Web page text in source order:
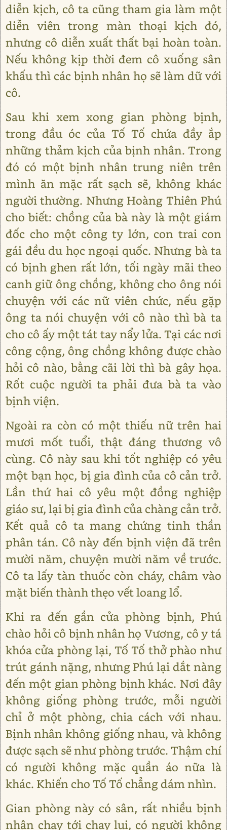
diễn kịch, cô ta cũng tham gia làm một
diễn viên trong màn thoại kịch đó,
nhưng cô diễn xuất thất bại hoàn toàn.
Nếu không kịp thời đem cô xuống sân
khấu thì các bịnh nhân họ sẽ làm dữ với
cô.
Sau khi xem xong gian phòng bịnh,
trong đầu óc của Tố Tố chứa đầy ắp
những thảm kịch của bịnh nhân. Trong
đó có một bịnh nhân trung niên trên
mình ăn mặc rất sạch sẽ, không khác
người thường. Nhưng Hoàng Thiên Phú
cho biết: chồng của bà này là một giám
đốc cho một công ty lớn, con trai con
gái đều du học ngoại quốc. Nhưng bà ta
có bịnh ghen rất lớn, tối ngày mãi theo
canh giữ ông chồng, không cho ông nói
chuyện với các nữ viên chức, nếu gặp
ông ta nói chuyện với cô nào thì bà ta
cho cô ấy một tát tay nẩy lửa. Tại các nơi
công cộng, ông chồng không được chào
hỏi cô nào, bằng cãi lời thì bà gây họa.
Rốt cuộc người ta phải đưa bà ta vào
bịnh viện.
Ngoài ra còn có một thiếu nữ trên hai
mươi mốt tuổi, thật đáng thương vô
cùng. Cô này sau khi tốt nghiệp có yêu
một bạn học, bị gia đình của cô cản trở.
Lần thứ hai cô yêu một đồng nghiệp
giáo sư, lại bị gia đình của chàng cản trở.
Kết quả cô ta mang chứng tinh thần
phân tán. Cô này đến bịnh viện đã trên
mười năm, chuyện mười năm về trước.
Cô ta lấy tàn thuốc còn cháy, châm vào
mặt biến thành thẹo vết loang lổ.
Khi ra đến gần cửa phòng bịnh, Phú
chào hỏi cô bịnh nhân họ Vương, cô y tá
khóa cửa phòng lại, Tố Tố thở phào như
trút gánh nặng, nhưng Phú lại dắt nàng
đến một gian phòng bịnh khác. Nơi đây
không giống phòng trước, mỗi người
chỉ ở một phòng, chia cách với nhau.
Bịnh nhân không giống nhau, và không
được sạch sẽ như phòng trước. Thậm chí
có người không mặc quần áo nữa là
khác. Khiến cho Tố Tố chẳng dám nhìn.
Gian phòng này có sân, rất nhiều bịnh
nhân chạy tới chạy lui, có người không